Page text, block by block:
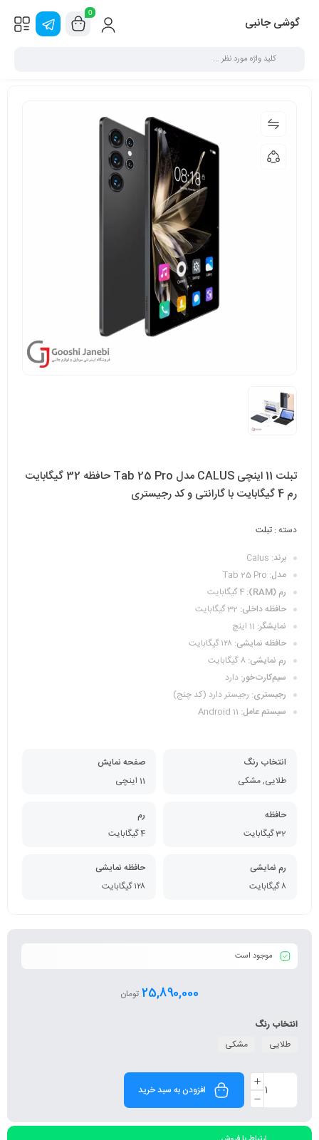
گوشی جانبی
0
تبلت 11 اینچی CALUS مدل Tab 25 Pro حافظه 32 گیگابایت
رم 4 گیگابایت با گارانتی و کد رجیستری
دسته : تبلت
برند:
مدل:
رم (RAM):
حافظه داخلی:
نمایشگر:
حافظه نمایشی:
رم نمایشی:
سیم‌کارت‌خور: دارد
رجیستری: رجیستر دارد (کد چنج)
سیستم عامل: Android 11
انتخاب رنگ
طلایی, مشکی
صفحه نمایش
11 اینچی
حافظه
32 گیگابایت
رم
4 گیگابایت
رم نمایشی
۸ گیگابایت
حافظه نمایشی
۱۲۸ گیگابایت
موجود است
25,890,000 تومان
انتخاب رنگ
طلایی
مشکی
افزودن به سبد خرید